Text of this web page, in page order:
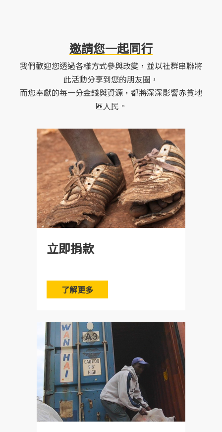
邀請您一起同行
我們歡迎您透過各樣方式參與改變，並以社群串聯將
此活動分享到您的朋友圈，
而您奉獻的每一分金錢與資源，都將深深影響赤貧地
區人民。
立即捐款
了解更多